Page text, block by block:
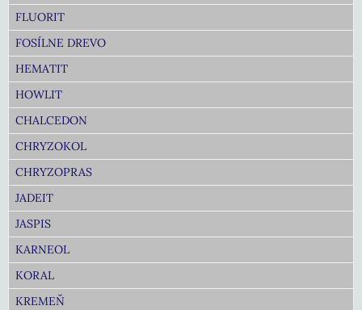
FLUORIT
FOSÍLNE DREVO
HEMATIT
HOWLIT
CHALCEDON
CHRYZOKOL
CHRYZOPRAS
JADEIT
JASPIS
KARNEOL
KORAL
KREMEŇ